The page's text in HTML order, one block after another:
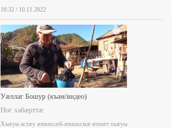
16:32 / 10.11.2022
Уæллаг Бошур (къам/видео)
Ног хабæрттæ
Хъæуы астæу æввахсæй-æввахсмæ æппæт хъæуы